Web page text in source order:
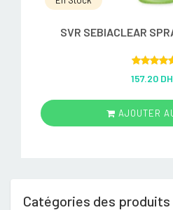
SVR SEBIACLEAR
out of 5
157.20 DH
AJOUTER
Catégories des produits